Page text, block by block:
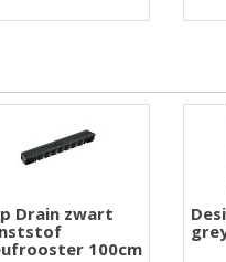
Drain zwart
100cm